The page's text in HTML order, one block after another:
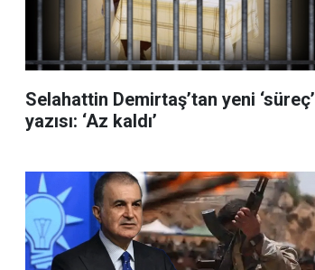
Selahattin Demirtaş’tan yeni ‘süreç’
yazısı: ‘Az kaldı’